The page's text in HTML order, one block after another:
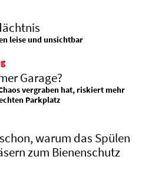
leise und unsichtbar
Garage?
vergraben hat, riskiert mehr
Parkplatz
warum das Spülen
zum Bienenschutz